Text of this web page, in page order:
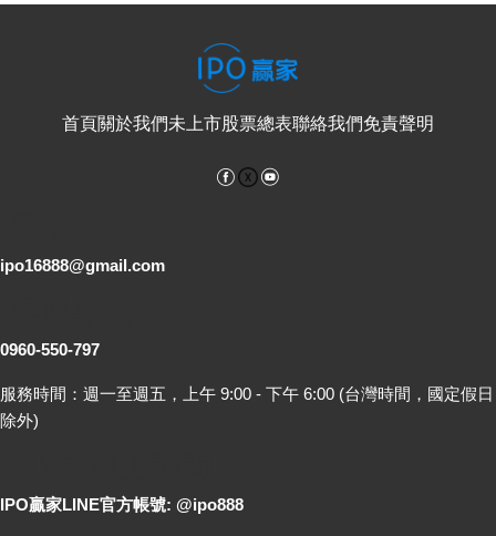
首頁關於我們未上市股票總表聯絡我們免責聲明
Facebook
ipo16888@gmail.com
0960-550-797
服務時間：週一至週五，上午 9:00 - 下午 6:00 (台灣時間，國定假日
除外)
IPO贏家LINE官方帳號: @ipo888